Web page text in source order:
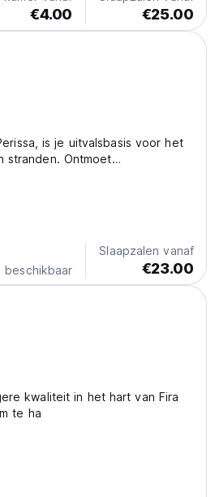
€4.00 €25.00
is je uitvalsbasis voor het
stranden. Ontmoet
Santorini! (Auto-translated
beschikbaar
Slaapzalen vanaf
€23.00
kwaliteit in het hart van Fira
te ha